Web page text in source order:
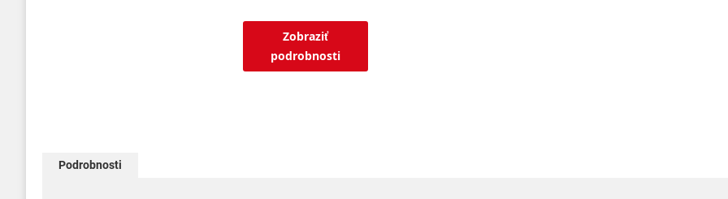
Zobraziť
podrobnosti
Podrobnosti